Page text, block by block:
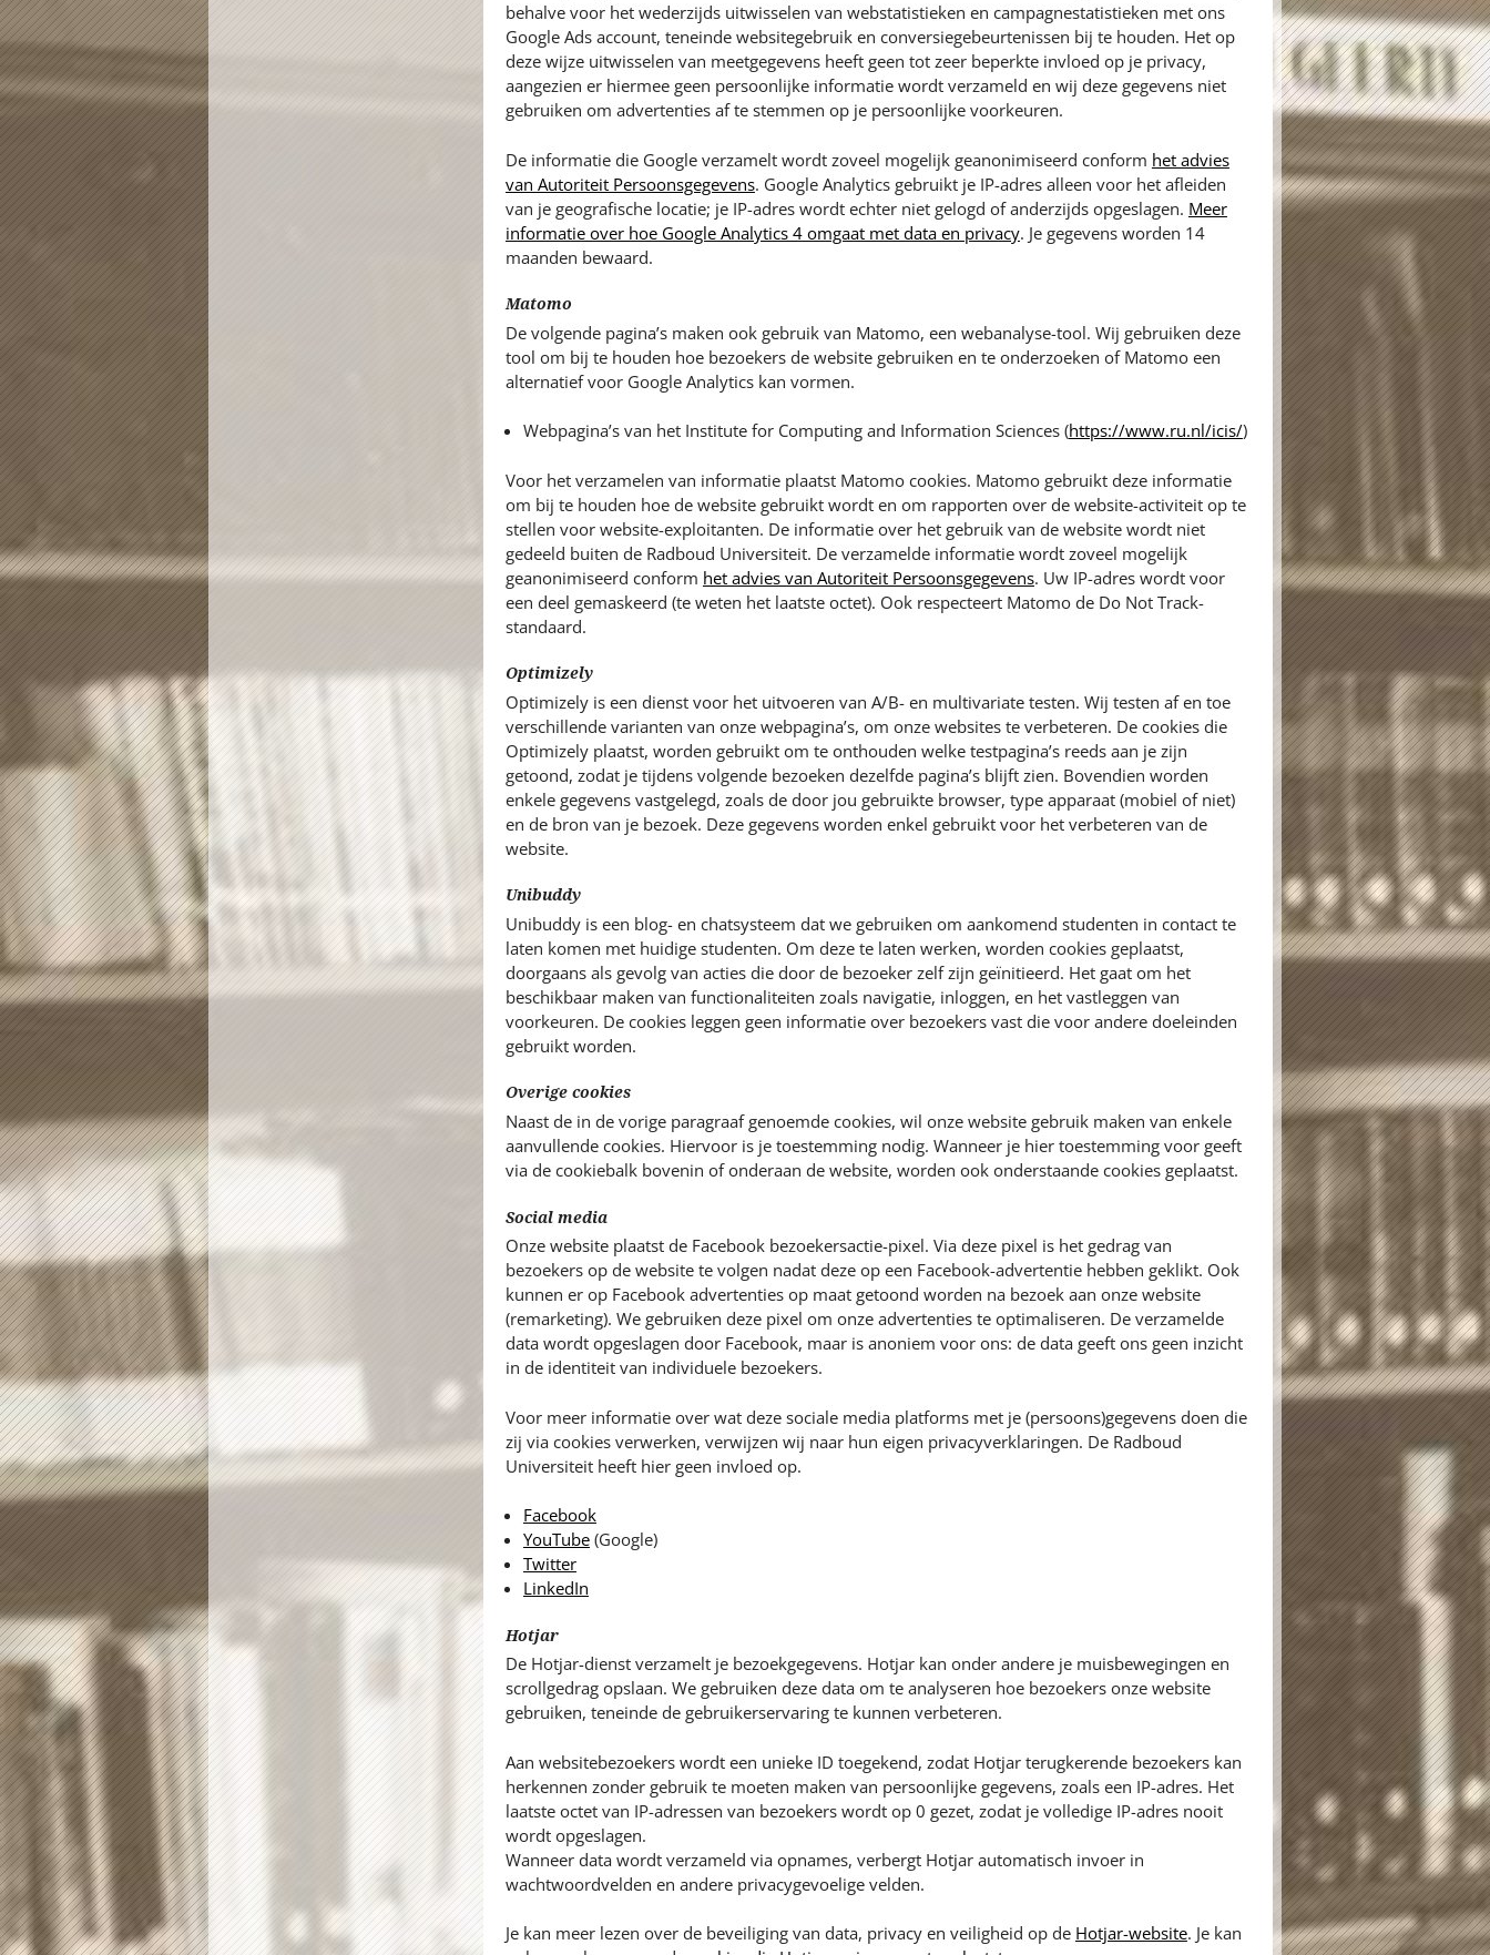
behalve voor het wederzijds uitwisselen van webstatistieken en campagnestatistieken met ons
Google Ads account, teneinde websitegebruik en conversiegebeurtenissen bij te houden. Het op
deze wijze uitwisselen van meetgegevens heeft geen tot zeer beperkte invloed op je privacy,
aangezien er hiermee geen persoonlijke informatie wordt verzameld en wij deze gegevens niet
gebruiken om advertenties af te stemmen op je persoonlijke voorkeuren.
De informatie die Google verzamelt wordt zoveel mogelijk geanonimiseerd conform het advies
van Autoriteit Persoonsgegevens. Google Analytics gebruikt je IP-adres alleen voor het afleiden
van je geografische locatie; je IP-adres wordt echter niet gelogd of anderzijds opgeslagen. Meer
informatie over hoe Google Analytics 4 omgaat met data en privacy. Je gegevens worden 14
maanden bewaard.
Matomo
De volgende pagina’s maken ook gebruik van Matomo, een webanalyse-tool. Wij gebruiken deze
tool om bij te houden hoe bezoekers de website gebruiken en te onderzoeken of Matomo een
alternatief voor Google Analytics kan vormen.
Webpagina’s van het Institute for Computing and Information Sciences (https://www.ru.nl/icis/)
Voor het verzamelen van informatie plaatst Matomo cookies. Matomo gebruikt deze informatie
om bij te houden hoe de website gebruikt wordt en om rapporten over de website-activiteit op te
stellen voor website-exploitanten. De informatie over het gebruik van de website wordt niet
gedeeld buiten de Radboud Universiteit. De verzamelde informatie wordt zoveel mogelijk
geanonimiseerd conform het advies van Autoriteit Persoonsgegevens. Uw IP-adres wordt voor
een deel gemaskeerd (te weten het laatste octet). Ook respecteert Matomo de Do Not Track-
standaard.
Optimizely
Optimizely is een dienst voor het uitvoeren van A/B- en multivariate testen. Wij testen af en toe
verschillende varianten van onze webpagina’s, om onze websites te verbeteren. De cookies die
Optimizely plaatst, worden gebruikt om te onthouden welke testpagina’s reeds aan je zijn
getoond, zodat je tijdens volgende bezoeken dezelfde pagina’s blijft zien. Bovendien worden
enkele gegevens vastgelegd, zoals de door jou gebruikte browser, type apparaat (mobiel of niet)
en de bron van je bezoek. Deze gegevens worden enkel gebruikt voor het verbeteren van de
website.
Unibuddy
Unibuddy is een blog- en chatsysteem dat we gebruiken om aankomend studenten in contact te
laten komen met huidige studenten. Om deze te laten werken, worden cookies geplaatst,
doorgaans als gevolg van acties die door de bezoeker zelf zijn geïnitieerd. Het gaat om het
beschikbaar maken van functionaliteiten zoals navigatie, inloggen, en het vastleggen van
voorkeuren. De cookies leggen geen informatie over bezoekers vast die voor andere doeleinden
gebruikt worden.
Overige cookies
Naast de in de vorige paragraaf genoemde cookies, wil onze website gebruik maken van enkele
aanvullende cookies. Hiervoor is je toestemming nodig. Wanneer je hier toestemming voor geeft
via de cookiebalk bovenin of onderaan de website, worden ook onderstaande cookies geplaatst.
Social media
Onze website plaatst de Facebook bezoekersactie-pixel. Via deze pixel is het gedrag van
bezoekers op de website te volgen nadat deze op een Facebook-advertentie hebben geklikt. Ook
kunnen er op Facebook advertenties op maat getoond worden na bezoek aan onze website
(remarketing). We gebruiken deze pixel om onze advertenties te optimaliseren. De verzamelde
data wordt opgeslagen door Facebook, maar is anoniem voor ons: de data geeft ons geen inzicht
in de identiteit van individuele bezoekers.
Voor meer informatie over wat deze sociale media platforms met je (persoons)gegevens doen die
zij via cookies verwerken, verwijzen wij naar hun eigen privacyverklaringen. De Radboud
Universiteit heeft hier geen invloed op.
Facebook
YouTube(Google)
Twitter
LinkedIn
Hotjar
De Hotjar-dienst verzamelt je bezoekgegevens. Hotjar kan onder andere je muisbewegingen en
scrollgedrag opslaan. We gebruiken deze data om te analyseren hoe bezoekers onze website
gebruiken, teneinde de gebruikerservaring te kunnen verbeteren.
Aan websitebezoekers wordt een unieke ID toegekend, zodat Hotjar terugkerende bezoekers kan
herkennen zonder gebruik te moeten maken van persoonlijke gegevens, zoals een IP-adres. Het
laatste octet van IP-adressen van bezoekers wordt op 0 gezet, zodat je volledige IP-adres nooit
wordt opgeslagen.
Wanneer data wordt verzameld via opnames, verbergt Hotjar automatisch invoer in
wachtwoordvelden en andere privacygevoelige velden.
Je kan meer lezen over de beveiliging van data, privacy en veiligheid op de Hotjar-website. Je kan